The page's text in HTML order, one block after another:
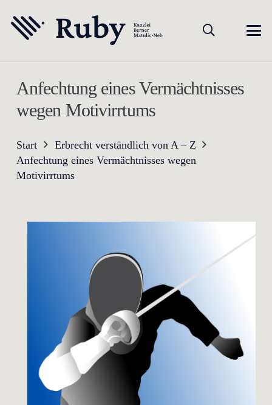
Anfechtung eines Vermächtnisses
wegen Motivirrtums
Start
Erbrecht verständlich von A – Z
Anfechtung eines Vermächtnisses wegen
Motivirrtums